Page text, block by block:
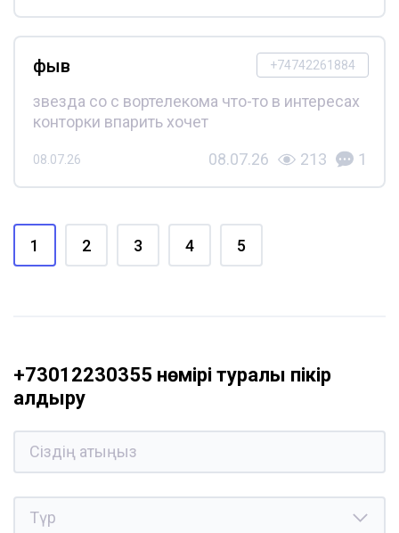
+74742261884
фыв
звезда со с вортелекома что-то в интересах
конторки впарить хочет
08.07.26 08.07.26 213 1
1 2 3 4 5
+73012230355 нөмірі туралы пікір
қалдыру